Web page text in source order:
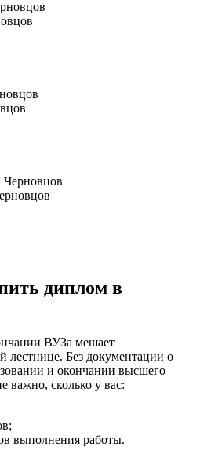
диплом в
ВУЗа мешает
лестнице. Без документации о
и окончании высшего
важно, сколько у вас:
выполнения работы.